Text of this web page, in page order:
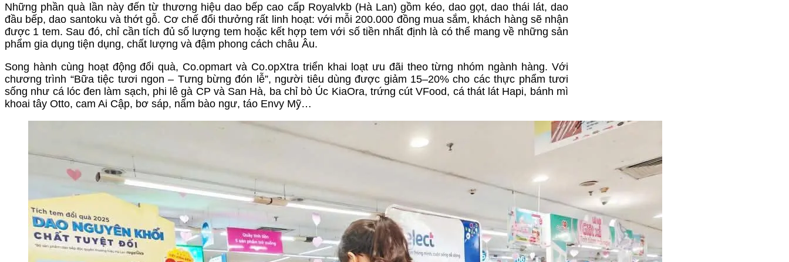
Những phần quà lần này đến từ thương hiệu dao bếp cao cấp Royalvkb (Hà Lan) gồm kéo, dao gọt, dao thái lát, dao
đầu bếp, dao santoku và thớt gỗ. Cơ chế đổi thưởng rất linh hoạt: với mỗi 200.000 đồng mua sắm, khách hàng sẽ nhận
được 1 tem. Sau đó, chỉ cần tích đủ số lượng tem hoặc kết hợp tem với số tiền nhất định là có thể mang về những sản
phẩm gia dụng tiện dụng, chất lượng và đậm phong cách châu Âu.
Song hành cùng hoạt động đổi quà, Co.opmart và Co.opXtra triển khai loạt ưu đãi theo từng nhóm ngành hàng. Với
chương trình “Bữa tiệc tươi ngon – Tưng bừng đón lễ”, người tiêu dùng được giảm 15–20% cho các thực phẩm tươi
sống như cá lóc đen làm sạch, phi lê gà CP và San Hà, ba chỉ bò Úc KiaOra, trứng cút VFood, cá thát lát Hapi, bánh mì
khoai tây Otto, cam Ai Cập, bơ sáp, nấm bào ngư, táo Envy Mỹ…